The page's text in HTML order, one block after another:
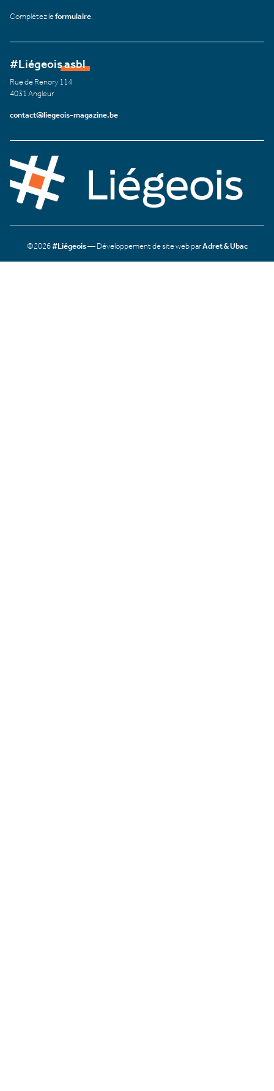
Complétez leformulaire
#Liégeois asbl
Rue de Renory 114
4031 Angleur
contact@liegeois-magazine.be
©2026#Liégeois— Développement de site web parAdret & Ubac